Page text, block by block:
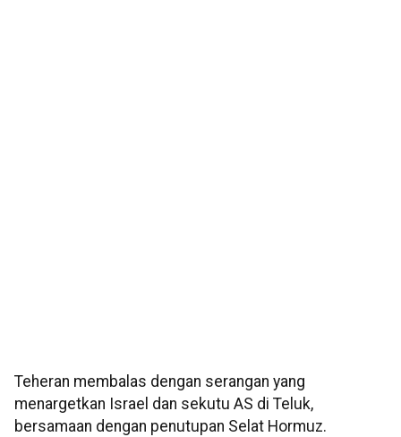
Teheran membalas dengan serangan yang
menargetkan Israel dan sekutu AS di Teluk,
bersamaan dengan penutupan Selat Hormuz.